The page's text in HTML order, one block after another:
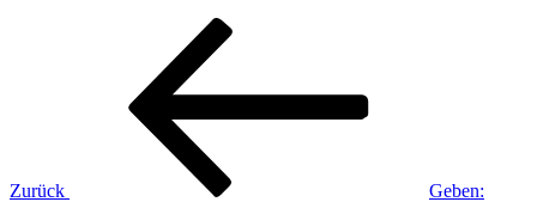
Beitragsnavigation
Zurück Geben: